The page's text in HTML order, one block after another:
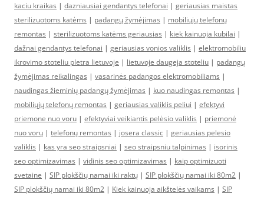
kaciu kraikas | dazniausiai gendantys telefonai | geriausias maistas
sterilizuotoms katėms | padangų žymėjimas | mobiliųjų telefonų
remontas | sterilizuotoms katėms geriausias | kiek kainuoja kubilai |
dažnai gendantys telefonai | geriausias vonios valiklis | elektromobiliu
ikrovimo stoteliu pletra lietuvoje | lietuvoje daugeja stoteliu | padangų
žymėjimas reikalingas | vasarinės padangos elektromobiliams |
naudingas žieminių padangų žymėjimas | kuo naudingas remontas |
mobiliųjų telefonų remontas | geriausias valiklis peliui | efektyvi
priemone nuo voru | efektyviai veikiantis pelėsio valiklis | priemonė
nuo vorų | telefonų remontas | josera classic | geriausias pelesio
valiklis | kas yra seo straipsniai | seo straipsniu talpinimas | isorinis
seo optimizavimas | vidinis seo optimizavimas | kaip optimizuoti
svetaine | SIP plokščių namai iki raktų | SIP plokščių namai iki 80m2 |
SIP plokščių namai iki 80m2 | Kiek kainuoja aikštelės vaikams | SIP